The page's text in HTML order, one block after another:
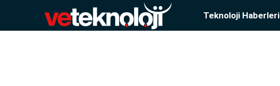
Teknoloji Haberleri